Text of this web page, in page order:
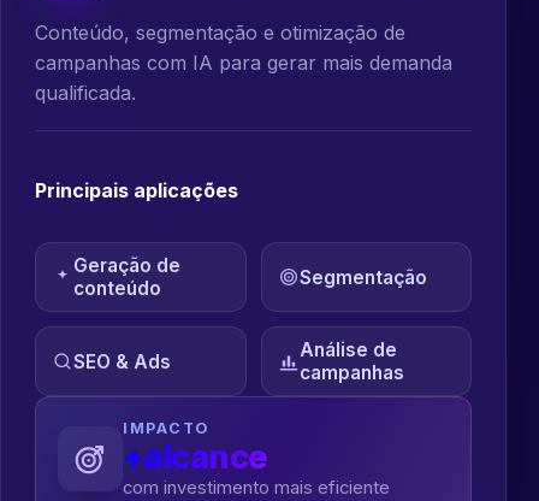
Conteúdo, segmentação e otimização de
campanhas com IA para gerar mais demanda
qualificada.
Principais aplicações
Geração de
conteúdo
Segmentação
SEO & Ads
Análise de
campanhas
IMPACTO
+alcance
com investimento mais eficiente